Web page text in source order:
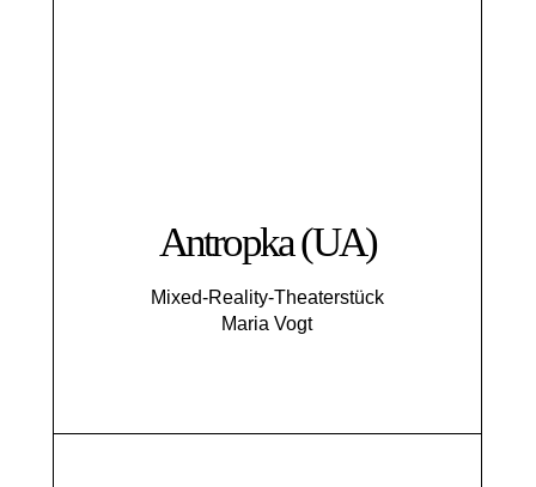
Antropka (UA)
Mixed-Reality-Theaterstück
Maria Vogt